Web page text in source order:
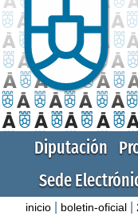
Diputación
Sede
inicio boletin-oficial